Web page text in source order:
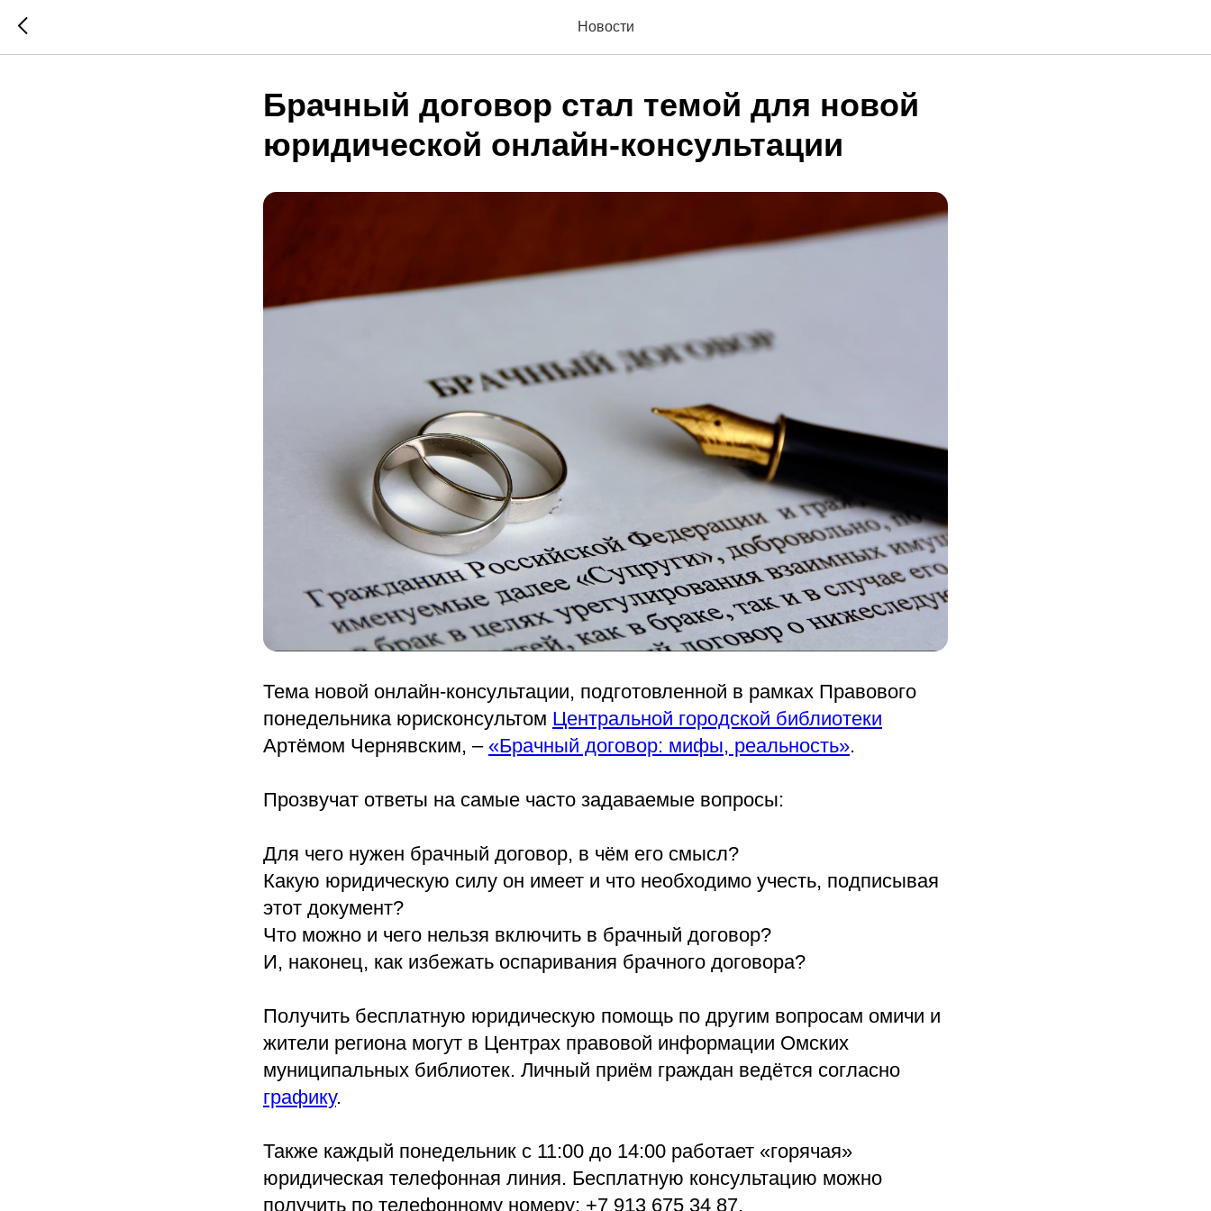
Новости
Брачный договор стал темой для новой
юридической онлайн-консультации
Тема новой онлайн-консультации, подготовленной в рамках Правового
понедельника юрисконсультом Центральной городской библиотеки
Артёмом Чернявским, – «Брачный договор: мифы, реальность».
Прозвучат ответы на самые часто задаваемые вопросы:
Для чего нужен брачный договор, в чём его смысл?
Какую юридическую силу он имеет и что необходимо учесть, подписывая
этот документ?
Что можно и чего нельзя включить в брачный договор?
И, наконец, как избежать оспаривания брачного договора?
Получить бесплатную юридическую помощь по другим вопросам омичи и
жители региона могут в Центрах правовой информации Омских
муниципальных библиотек. Личный приём граждан ведётся согласно
графику.
Также каждый понедельник с 11:00 до 14:00 работает «горячая»
юридическая телефонная линия. Бесплатную консультацию можно
получить по телефонному номеру: +7 913 675 34 87.